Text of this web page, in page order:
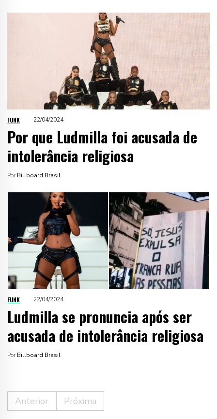
FUNK 22/04/2024
Por que Ludmilla foi acusada de
intolerância religiosa
Por Billboard Brasil
FUNK 22/04/2024
Ludmilla se pronuncia após ser
acusada de intolerância religiosa
Por Billboard Brasil
Anterior Próxima